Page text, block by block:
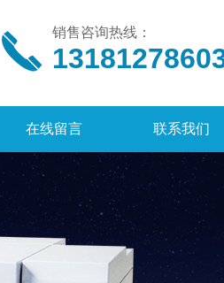
销售咨询热线：
在线留言 联系我们